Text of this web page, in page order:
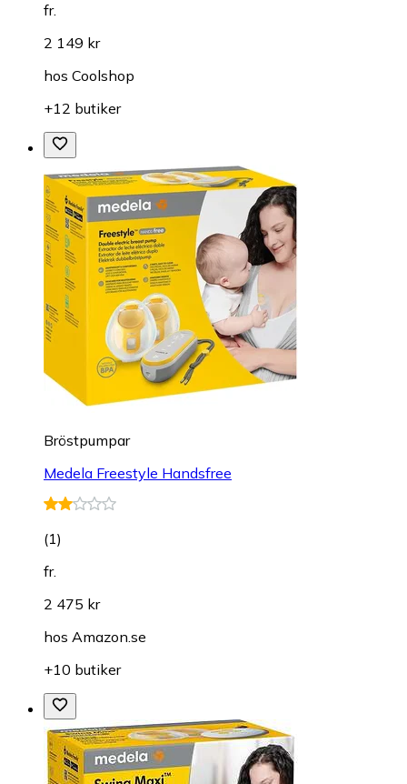
fr.
2 149 kr
hos Coolshop
+12 butiker
Bröstpumpar
Medela Freestyle Handsfree
(1)
fr.
2 475 kr
hos Amazon.se
+10 butiker